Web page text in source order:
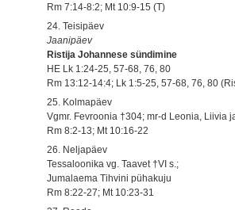
Rm 7:14-8:2; Mt 10:9-15 (T)
24. Teisipäev
Jaanipäev
Ristija Johannese sündimine
HE Lk 1:24-25, 57-68, 76, 80
Rm 13:12-14:4; Lk 1:5-25, 57-68, 76, 80
25. Kolmapäev
Vgmr. Fevroonia †304; mr-d Leonia, Liivia
Rm 8:2-13; Mt 10:16-22
26. Neljapäev
Tessaloonika vg. Taavet †VI s.;
Jumalaema Tihvini pühakuju
Rm 8:22-27; Mt 10:23-31